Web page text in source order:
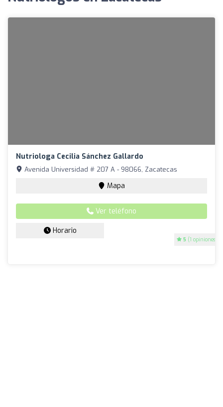
Nutriologa Cecilia Sánchez Gallardo
5 (1 opiniones)
Avenida Universidad # 207 A - 98066, Zacatecas
Mapa
Ver teléfono
Horario